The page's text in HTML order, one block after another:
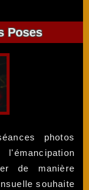
Poses
photos
de manière
souhaite